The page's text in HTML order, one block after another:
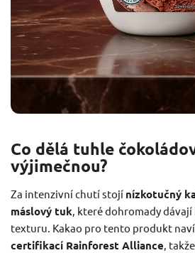
Co dělá tuhle
výjimečnou?
Za intenzivní chutí stojí nízkotučný
máslový tuk, které dohromady
texturu. Kakao pro tento produkt
certifikací Rainforest Alliance,